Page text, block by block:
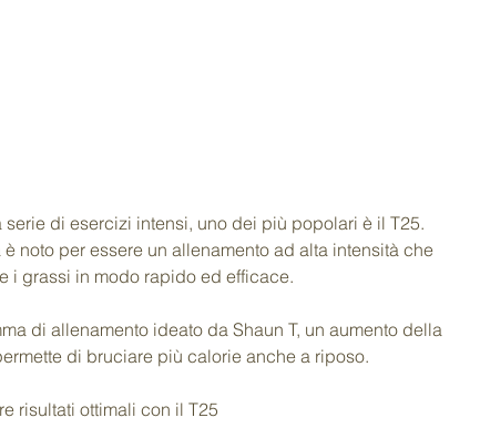
noto per essere un allenamento ad alta intensità che
i grassi in modo rapido ed efficace.
di allenamento ideato da Shaun T, un aumento della
di bruciare più calorie anche a riposo.
risultati ottimali con il T25